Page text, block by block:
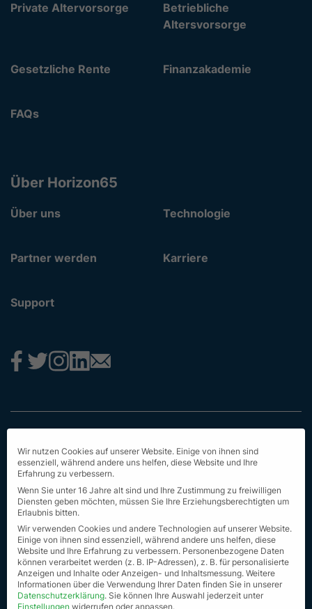
Private Altervorsorge
Betriebliche
Altersvorsorge
Gesetzliche Rente Finanzakademie
FAQs
Über Horizon65
Über uns Technologie
Partner werden Karriere
Support
Impressum
Datenschutz
AGB
Erstinformation
Nachhaltigkeit
Seit Sitemap
© Alle Rechte vorbehalten 2023
Wir nutzen Cookies auf unserer Website. Einige von ihnen sind
essenziell, während andere uns helfen, diese Website und Ihre
Erfahrung zu verbessern.
Wenn Sie unter 16 Jahre alt sind und Ihre Zustimmung zu freiwilligen
Diensten geben möchten, müssen Sie Ihre Erziehungsberechtigten um
Erlaubnis bitten.
Wir verwenden Cookies und andere Technologien auf unserer Website.
Einige von ihnen sind essenziell, während andere uns helfen, diese
Website und Ihre Erfahrung zu verbessern. Personenbezogene Daten
können verarbeitet werden (z. B. IP-Adressen), z. B. für personalisierte
Anzeigen und Inhalte oder Anzeigen- und Inhaltsmessung. Weitere
Informationen über die Verwendung Ihrer Daten finden Sie in unserer
Datenschutzerklärung. Sie können Ihre Auswahl jederzeit unter
Einstellungen widerrufen oder anpassen.